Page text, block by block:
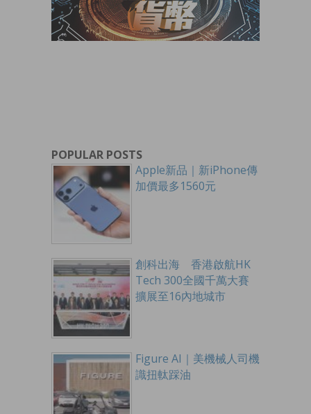
POPULAR POSTS
Apple新品｜新iPhone傳
加價最多1560元
創科出海 香港啟航HK
Tech 300全國千萬大賽
擴展至16內地城市
Figure AI｜美機械人司機
識扭軚踩油